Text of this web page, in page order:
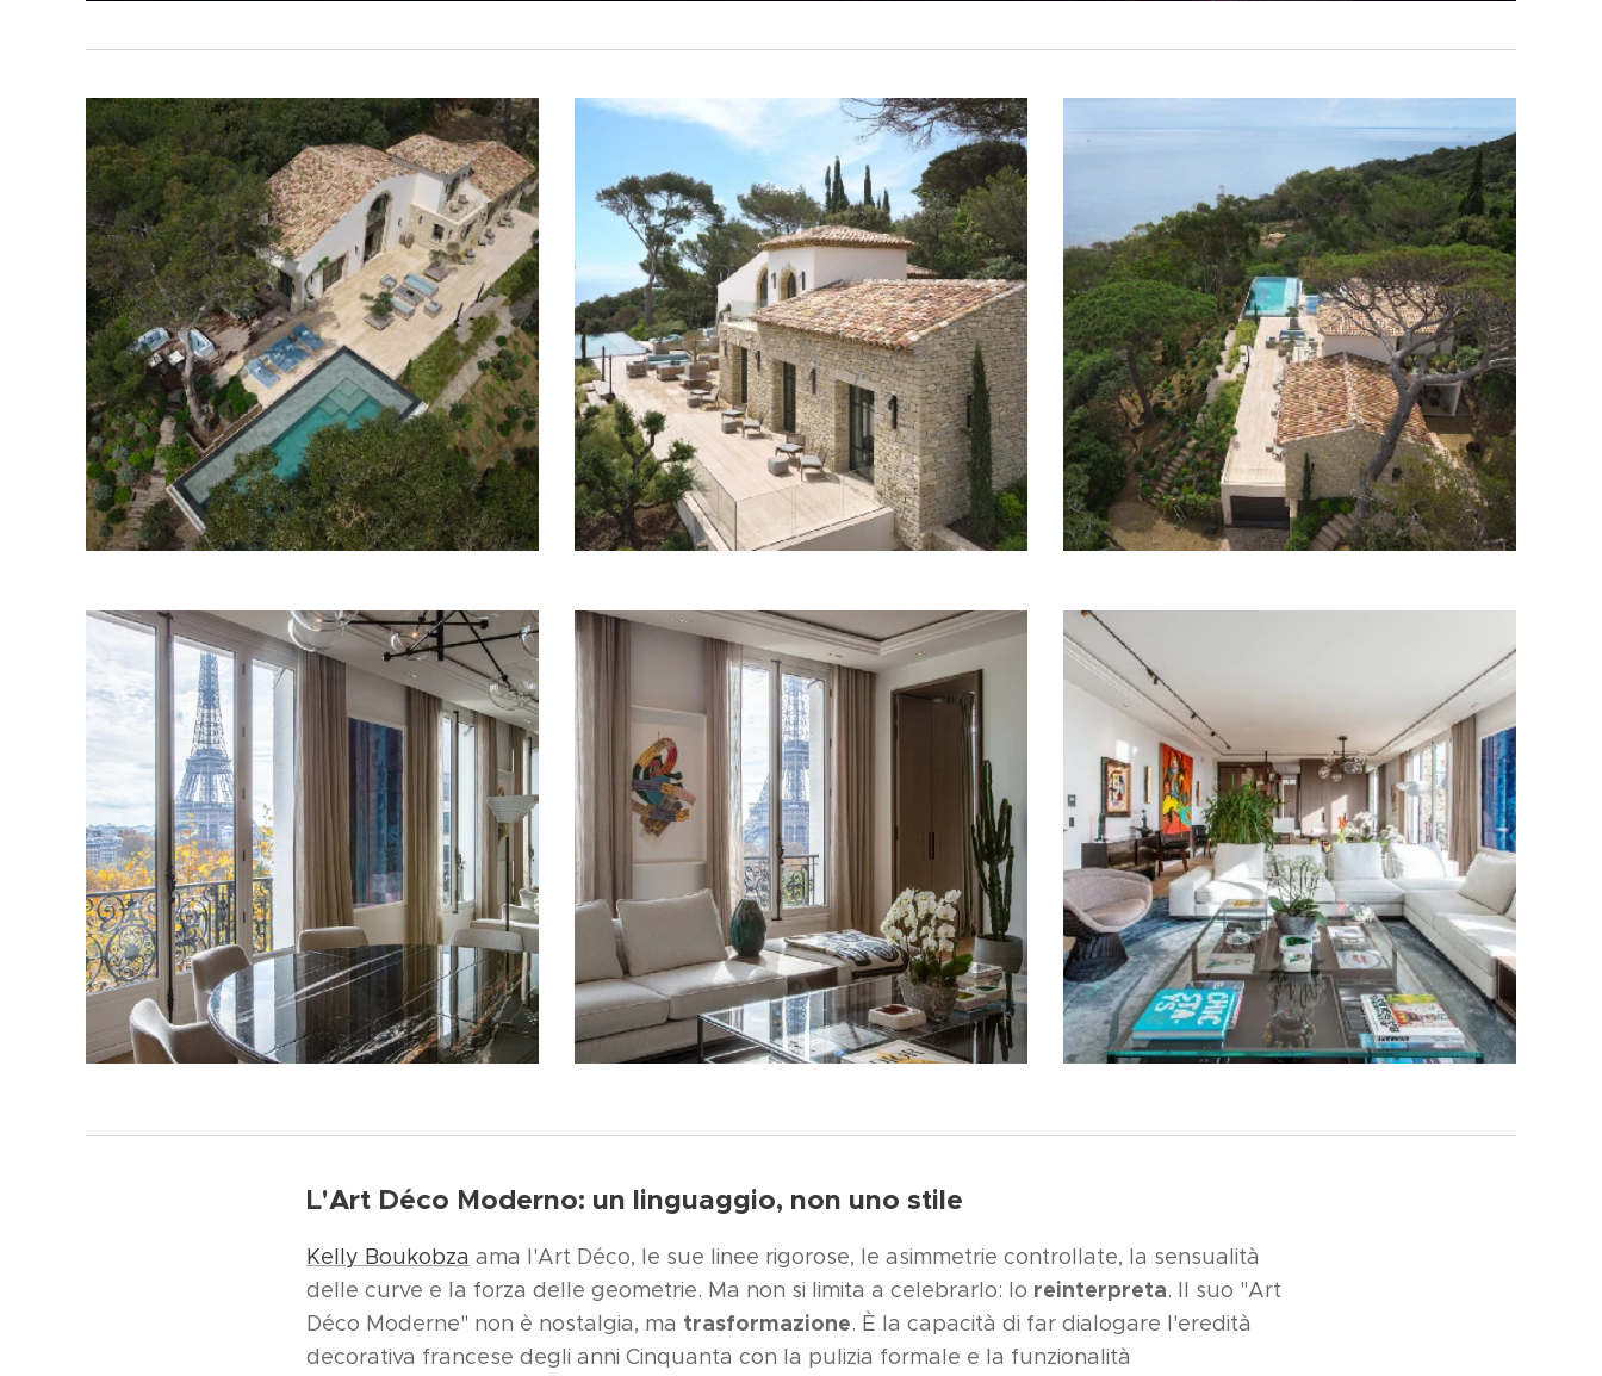
L'Art Déco Moderno: un linguaggio, non uno stile
Kelly Boukobza ama l'Art Déco, le sue linee rigorose, le asimmetrie controllate, la sensualità
delle curve e la forza delle geometrie. Ma non si limita a celebrarlo: lo reinterpreta. Il suo "Art
Déco Moderne" non è nostalgia, ma trasformazione. È la capacità di far dialogare l'eredità
decorativa francese degli anni Cinquanta con la pulizia formale e la funzionalità